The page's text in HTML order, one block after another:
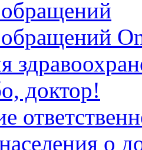
доктор!
о